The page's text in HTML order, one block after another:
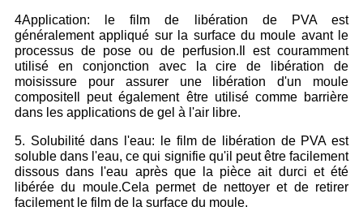
4Application: le film de libération de PVA est
généralement appliqué sur la surface du moule avant le
processus de pose ou de perfusion.Il est couramment
utilisé en conjonction avec la cire de libération de
moisissure pour assurer une libération d'un moule
compositeIl peut également être utilisé comme barrière
dans les applications de gel à l'air libre.
5. Solubilité dans l'eau: le film de libération de PVA est
soluble dans l'eau, ce qui signifie qu'il peut être facilement
dissous dans l'eau après que la pièce ait durci et été
libérée du moule.Cela permet de nettoyer et de retirer
facilement le film de la surface du moule.